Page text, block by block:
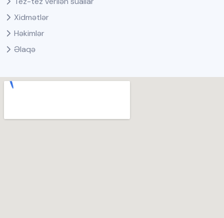
Xidmətlər
Həkimlər
Əlaqə